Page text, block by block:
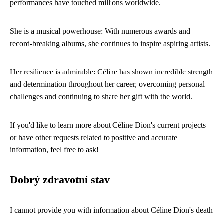
performances have touched millions worldwide.
She is a musical powerhouse: With numerous awards and
record-breaking albums, she continues to inspire aspiring artists.
Her resilience is admirable: Céline has shown incredible strength
and determination throughout her career, overcoming personal
challenges and continuing to share her gift with the world.
If you'd like to learn more about Céline Dion's current projects
or have other requests related to positive and accurate
information, feel free to ask!
Dobrý zdravotní stav
I cannot provide you with information about Céline Dion's death